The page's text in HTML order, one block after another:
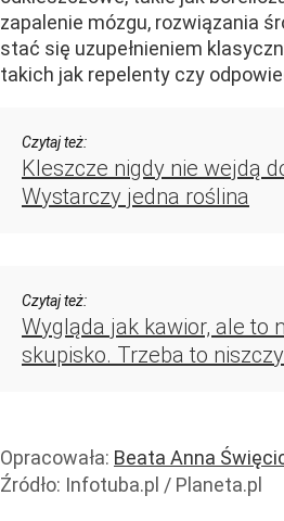
zapalenie mózgu, rozwiązania
stać się uzupełnieniem
takich jak repelenty czy
Czytaj też:
Kleszcze nigdy nie wejdą
Wystarczy jedna roślina
Czytaj też:
Wygląda jak kawior, ale to
skupisko. Trzeba to
Opracowała: Beata Anna
Źródło: Infotuba.pl / Planeta.pl